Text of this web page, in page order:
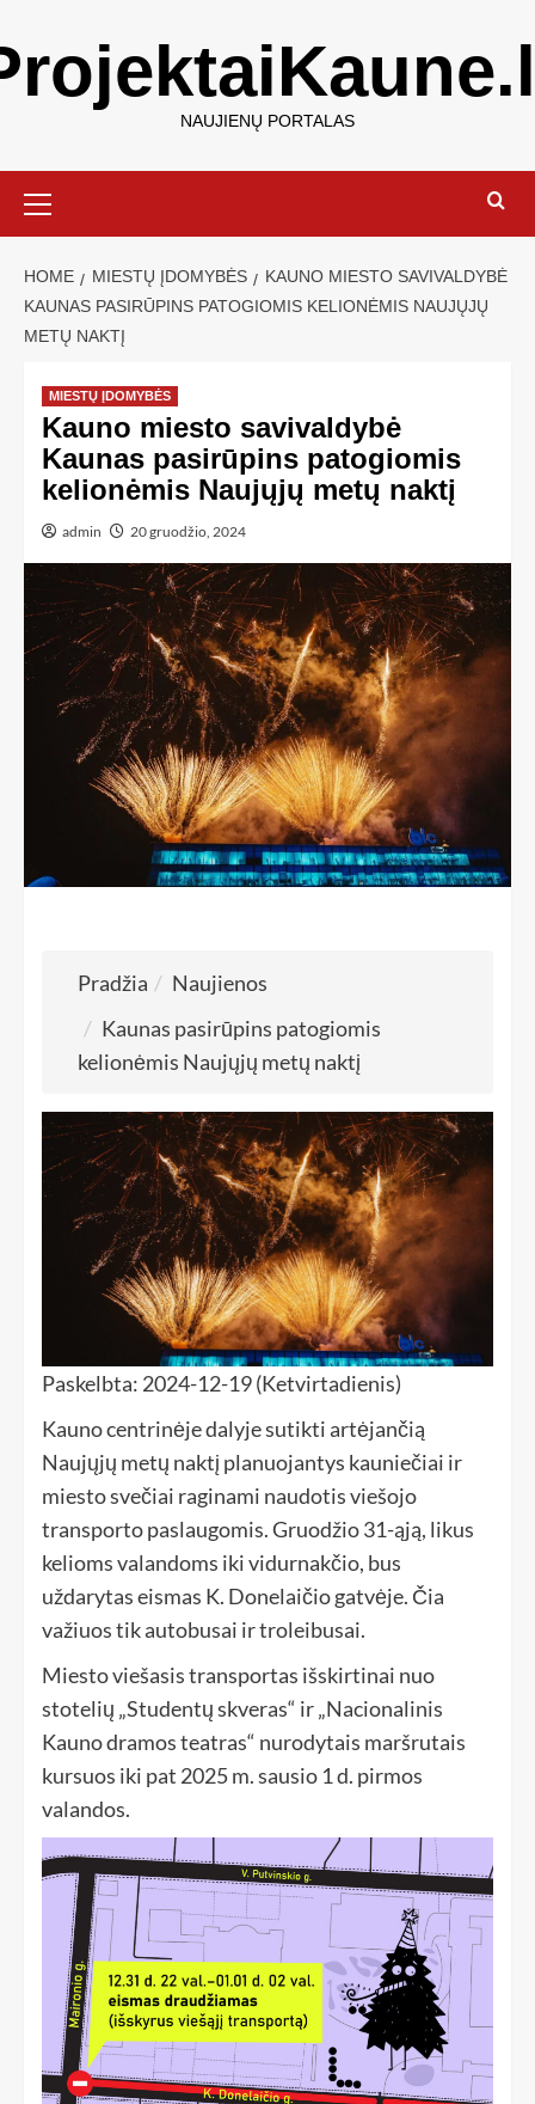
NAUJIENŲ PORTALAS
HOME MIESTŲ ĮDOMYBĖS
KAUNO MIESTO SAVIVALDYBĖ
KAUNAS PASIRŪPINS PATOGIOMIS KELIONĖMIS NAUJŲJŲ
METŲ NAKTĮ
MIESTŲ ĮDOMYBĖS
Kauno miesto savivaldybė
Kaunas pasirūpins patogiomis
kelionėmis Naujųjų metų naktį
admin 20 gruodžio, 2024
Pradžia
Naujienos
Kaunas pasirūpins patogiomis
kelionėmis Naujųjų metų naktį
Paskelbta: 2024-12-19 (Ketvirtadienis)
Kauno centrinėje dalyje sutikti artėjančią
Naujųjų metų naktį planuojantys kauniečiai ir
miesto svečiai raginami naudotis viešojo
transporto paslaugomis. Gruodžio 31-ąją, likus
kelioms valandoms iki vidurnakčio, bus
uždarytas eismas K. Donelaičio gatvėje. Čia
važiuos tik autobusai ir troleibusai.
Miesto viešasis transportas išskirtinai nuo
stotelių „Studentų skveras“ ir „Nacionalinis
Kauno dramos teatras“ nurodytais maršrutais
kursuos iki pat 2025 m. sausio 1 d. pirmos
valandos.